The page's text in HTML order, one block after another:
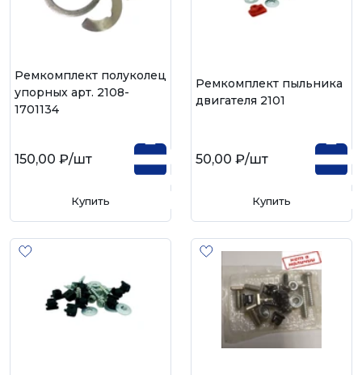
Ремкомплект полуколец
упорных арт. 2108-
1701134
150,00 ₽/шт
Купить
Ремкомплект пыльника
двигателя 2101
50,00 ₽/шт
Купить